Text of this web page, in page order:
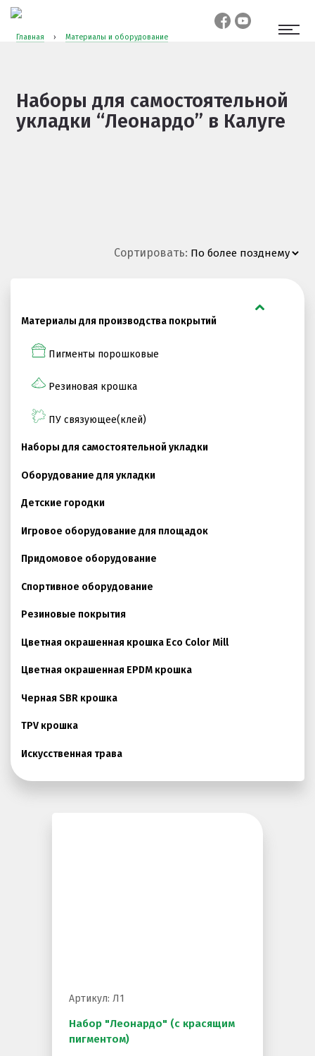
ПРОЕКТНЫЕ РЕШЕНИЯ ВОДОНЕПРОНИЦАЕМЫХ
ПРОЕКТНЫЕ РЕШЕНИЯ СПОРТИВНЫХ ПЛОЩАДОК
ПРОЕКТНЫЕ РЕШЕНИЯ ДЕТСКИХ ПЛОЩАДОК
ПРОЕКТНЫЕ РЕШЕНИЯ ПРОФЕССИОНАЛЬНЫХ БЕГОВЫХ
Решение компании “Экополис” под Приказ №1134
Покрытие для эксплуатируемой кровли
Покрытия детских площадок
Покрытия для беговых дорожек
Покрытия для спортивных площадок
Универсальные антискользящие покрытия
Искусственная трава
Цветная окрашенная крошка Eco Color Mill
Главная › Материалы и оборудование
Наборы для самостоятельной
укладки “Леонардо” в Калуге
Сортировать:
Материалы для производства покрытий
Пигменты порошковые
Резиновая крошка
ПУ связующее(клей)
Наборы для самостоятельной укладки
Оборудование для укладки
Детские городки
Игровое оборудование для площадок
Придомовое оборудование
Спортивное оборудование
Резиновые покрытия
Цветная окрашенная крошка Eco Color Mill
Цветная окрашенная EPDM крошка
Черная SBR крошка
TPV крошка
Искусственная трава
Артикул: Л1
Набор "Леонардо" (с красящим
пигментом)